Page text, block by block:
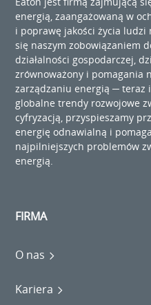
energią, zaangażowaną w
i poprawę jakości życia ludzi
się naszym zobowiązaniem
działalności gospodarczej,
zrównoważony i pomagania
zarządzaniu energią ─ teraz
globalne trendy rozwojowe
cyfryzacją, przyspieszamy
energię odnawialną i
najpilniejszych problemów
energią.
FIRMA
O nas
Kariera